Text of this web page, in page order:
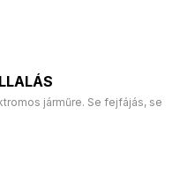
járműre. Se fejfájás, se